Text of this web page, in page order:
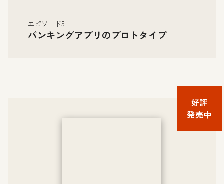
エピソード5
バンキングアプリのプロトタイプ
好評
発売中